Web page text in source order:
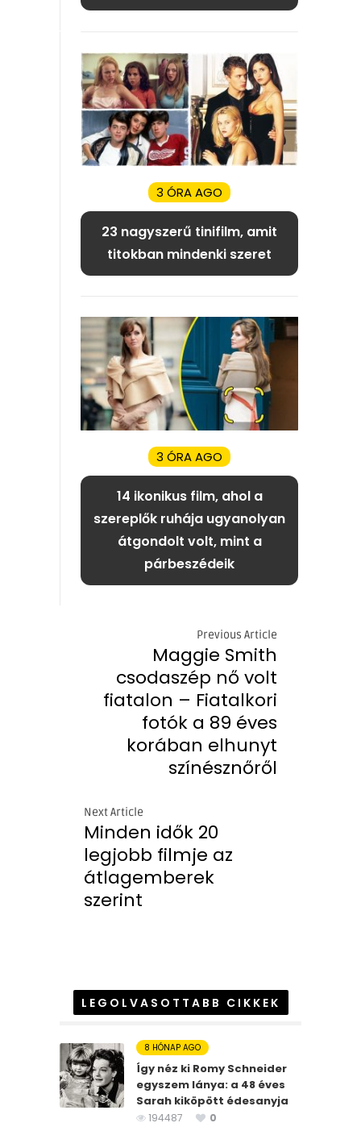
3 ÓRA AGO
23 nagyszerű tinifilm, amit
titokban mindenki szeret
3 ÓRA AGO
14 ikonikus film, ahol a
szereplők ruhája ugyanolyan
átgondolt volt, mint a
párbeszédeik
Previous Article
Maggie Smith
csodaszép nő volt
fiatalon – Fiatalkori
fotók a 89 éves
korában elhunyt
színésznőről
Next Article
Minden idők 20
legjobb filmje az
átlagemberek
szerint
LEGOLVASOTTABB CIKKEK
8 HÓNAP AGO
Így néz ki Romy Schneider
egyszem lánya: a 48 éves
Sarah kiköpött édesanyja
194487
0